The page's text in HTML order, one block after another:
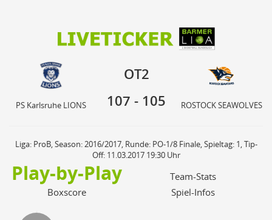
PS Karlsruhe LIONS ROSTOCK SEAWOLVES
OT2
107 - 105
PS Karlsruhe LIONS ROSTOCK SEAWOLVES
Liga: ProB, Season: 2016/2017, Runde: PO-1/8 Finale, Spieltag: 1, Tip-
Off: 11.03.2017 19:30 Uhr
Play-by-Play
Team-Stats
Boxscore
Spiel-Infos